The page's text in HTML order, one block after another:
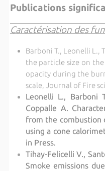
Publications
Caractérisation des
Barboni T., Leonelli L.,
the particle size on
opacity during the
scale, Journal of Fire
Leonelli L., Barboni
Coppalle A.
from the combustion
using a cone
in Press.
Tihay-Felicelli V.,
Smoke emissions